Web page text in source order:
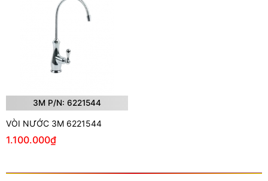
3M P/N: 6221544
VÒI NƯỚC 3M 6221544
1.100.000₫